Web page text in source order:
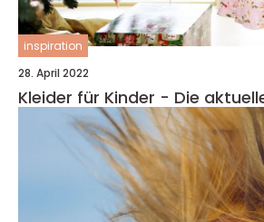
inspiration
28. April 2022
Kleider für Kinder - Die